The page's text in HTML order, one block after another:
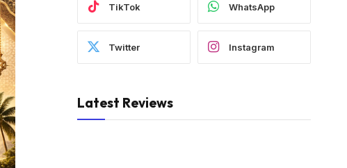
TikTok WhatsApp
Twitter Instagram
Latest Reviews